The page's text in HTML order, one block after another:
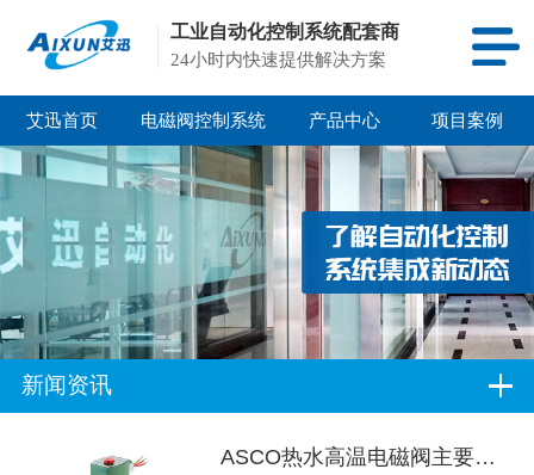
工业自动化控制系统配套商
24小时内快速提供解决方案
艾迅首页 电磁阀控制系统 产品中心 项目案例
新闻资讯
ASCO热水高温电磁阀主要应用领域有哪些